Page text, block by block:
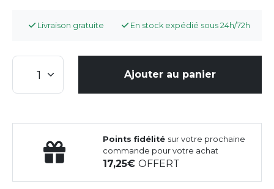
Livraison gratuite En stock expédié sous 24h/72h
Ajouter au panier
Points fidélité sur votre prochaine
commande pour votre achat
17,25OFFERT